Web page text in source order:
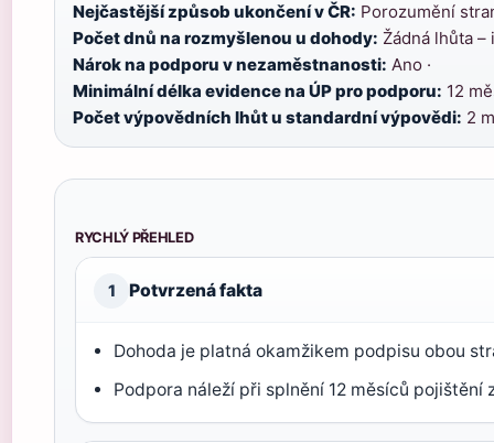
Nejčastější způsob ukončení v ČR: Porozumění
Počet dnů na rozmyšlenou u dohody: Žádná lhůta –
Nárok na podporu v nezaměstnanosti: Ano ·
Minimální délka evidence na ÚP pro podporu: 12
Počet výpovědních lhůt u standardní výpovědi: 2
RYCHLÝ PŘEHLED
1 Potvrzená fakta
Dohoda je platná okamžikem podpisu obou
Podpora náleží při splnění 12 měsíců pojištění